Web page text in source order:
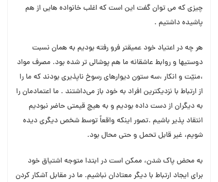
چیزی که می توان گفت این است که اغلب خانواده هایی از هم
پاشیده داشتیم .
هر چه در اعتیاد خود عمیقتر فرو رفته بودیم به همان نسبت
دوستیها و روابط عاشقانه ما هم پوشالی تر شده بود. مصرف مواد
،منیّت و انکار ،سه ستون دیوارهای رسوخ ناپذیری بودند که ما را
از ارتباط با نزدیکترین افراد به خود باز می‌داشتند . ما اعتمادمان را
به دیگران از دست داده بودیم و به هیچ قیمتی حاضر نبودیم
انتقاد پذیر باشیم .تصور اینکه واقعاً توسط شخص دیگری دیده
شویم، غیر قابل تحمل و حتی محال بود.
به محض پاک شدن، ممکن است در ابتدا متوجه اشتیاق خود
برای ایجاد ارتباط با دیگر معتادان نباشیم. ما در مقابل آشکار کردن